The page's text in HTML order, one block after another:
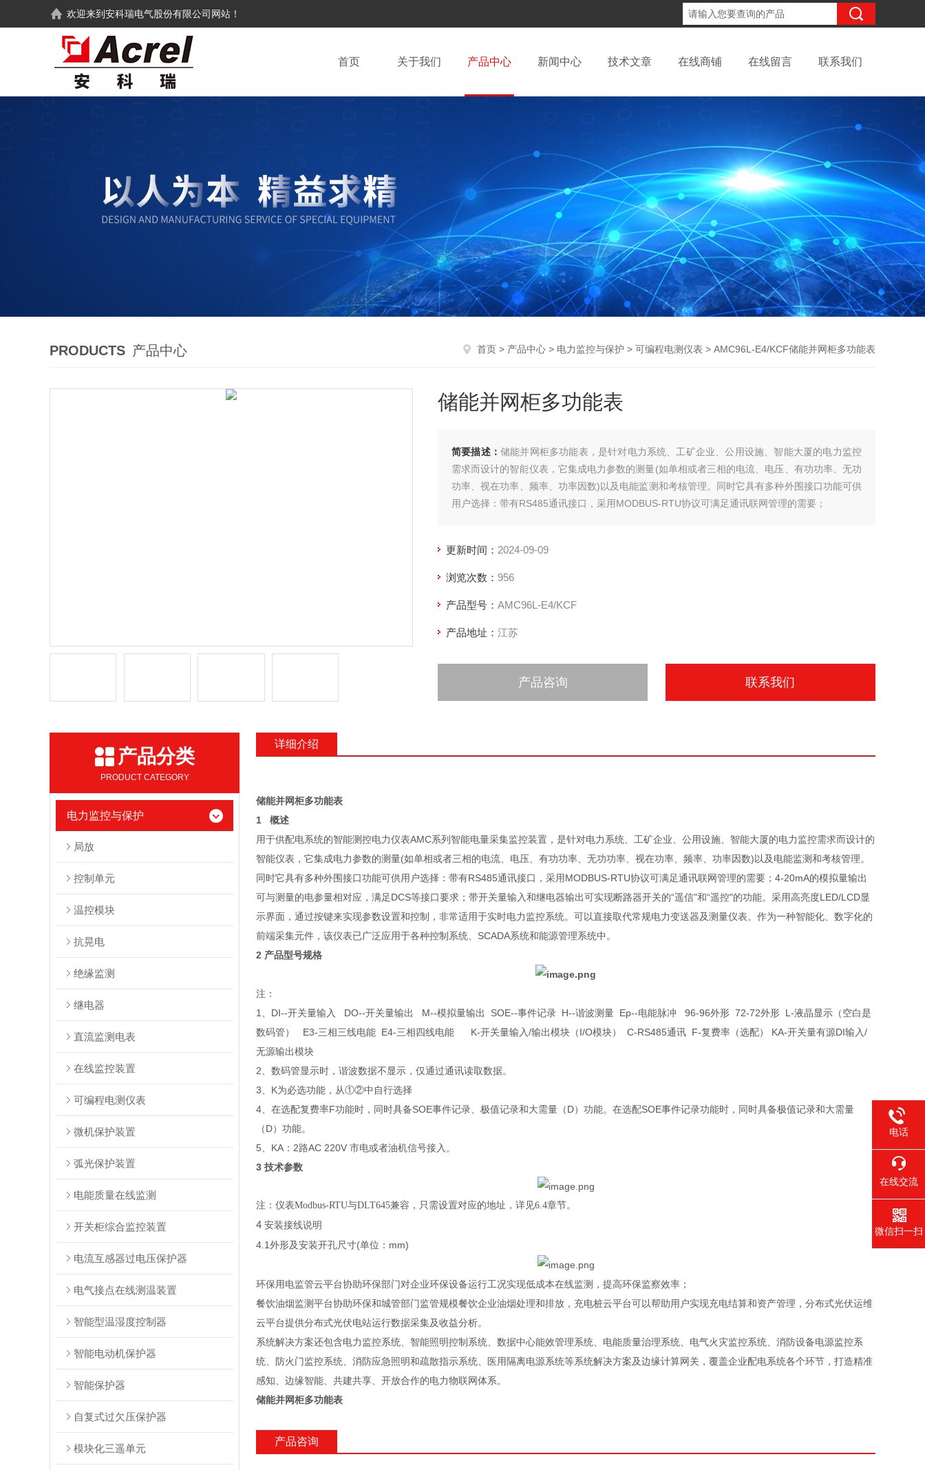
欢迎来到安科瑞电气股份有限公司 网站！
首页 关于我们 产品中心 新闻中心 技术文章 在线商铺 在线留言 联系我们
PRODUCTS 产品中心 首页 > 产品中心 > 电力监控与保护 > 可编程电测仪表 > AMC96L-E4/KCF储能并网柜多功能表
储能并网柜多功能表
简要描述： 储能并网柜多功能表，是针对电力系统、工矿企业、公用设施、智能大厦的电力监控
需求而设计的智能仪表，它集成电力参数的测量(如单相或者三相的电流、电压、有功功率、无功
功率、视在功率、频率、功率因数)以及电能监测和考核管理。同时它具有多种外围接口功能可供
用户选择：带有RS485通讯接口，采用MODBUS-RTU协议可满足通讯联网管理的需要；
更新时间： 2024-09-09
浏览次数： 956
产品型号： AMC96L-E4/KCF
产品地址： 江苏
产品咨询 联系我们
产品分类
PRODUCT CATEGORY
电力监控与保护
局放
控制单元
温控模块
抗晃电
绝缘监测
继电器
直流监测电表
在线监控装置
可编程电测仪表
微机保护装置
弧光保护装置
电能质量在线监测
开关柜综合监控装置
电流互感器过电压保护器
电气接点在线测温装置
智能型温湿度控制器
智能电动机保护器
智能保护器
自复式过欠压保护器
模块化三遥单元
详细介绍
储能并网柜多功能表
1 概述
用于供配电系统的智能测控电力仪表AMC系列智能电量采集监控装置，是针对电力系统、工矿企业、公用设施、智能大厦的电力监控需求而设计的
智能仪表，它集成电力参数的测量(如单相或者三相的电流、电压、有功功率、无功功率、视在功率、频率、功率因数)以及电能监测和考核管理。
同时它具有多种外围接口功能可供用户选择：带有RS485通讯接口，采用MODBUS-RTU协议可满足通讯联网管理的需要；4-20mA的模拟量输出
可与测量的电参量相对应，满足DCS等接口要求；带开关量输入和继电器输出可实现断路器开关的“遥信"和“遥控"的功能。采用高亮度LED/LCD显
示界面，通过按键来实现参数设置和控制，非常适用于实时电力监控系统。可以直接取代常规电力变送器及测量仪表。作为一种智能化、数字化的
前端采集元件，该仪表已广泛应用于各种控制系统、SCADA系统和能源管理系统中。
2 产品型号规格
注：
1、DI--开关量输入 DO--开关量输出 M--模拟量输出 SOE--事件记录 H--谐波测量 Ep--电能脉冲 96-96外形 72-72外形 L-液晶显示（空白是
数码管） E3-三相三线电能 E4-三相四线电能 K-开关量输入/输出模块（I/O模块） C-RS485通讯 F-复费率（选配） KA-开关量有源DI输入/
无源输出模块
2、数码管显示时，谐波数据不显示，仅通过通讯读取数据。
3、K为必选功能，从①②中自行选择
4、在选配复费率F功能时，同时具备SOE事件记录、极值记录和大需量（D）功能。在选配SOE事件记录功能时，同时具备极值记录和大需量
（D）功能。
5、KA：2路AC 220V 市电或者油机信号接入。
3 技术参数
注：仪表Modbus-RTU与DLT645兼容，只需设置对应的地址，详见6.4章节。
4 安装接线说明
4.1 外形及安装开孔尺寸(单位： mm)
环保用电监管云平台协助环保部门对企业环保设备运行工况实现低成本在线监测，提高环保监察效率；
餐饮油烟监测平台协助环保和城管部门监管规模餐饮企业油烟处理和排放，充电桩云平台可以帮助用户实现充电结算和资产管理，分布式光伏运维
云平台提供分布式光伏电站运行数据采集及收益分析。
系统解决方案还包含电力监控系统、智能照明控制系统、数据中心能效管理系统、电能质量治理系统、电气火灾监控系统、消防设备电源监控系
统、防火门监控系统、消防应急照明和疏散指示系统、医用隔离电源系统等系统解决方案及边缘计算网关，覆盖企业配电系统各个环节，打造精准
感知、边缘智能、共建共享、开放合作的电力物联网体系。
储能并网柜多功能表
产品咨询
电话
在线交流
微信扫一扫